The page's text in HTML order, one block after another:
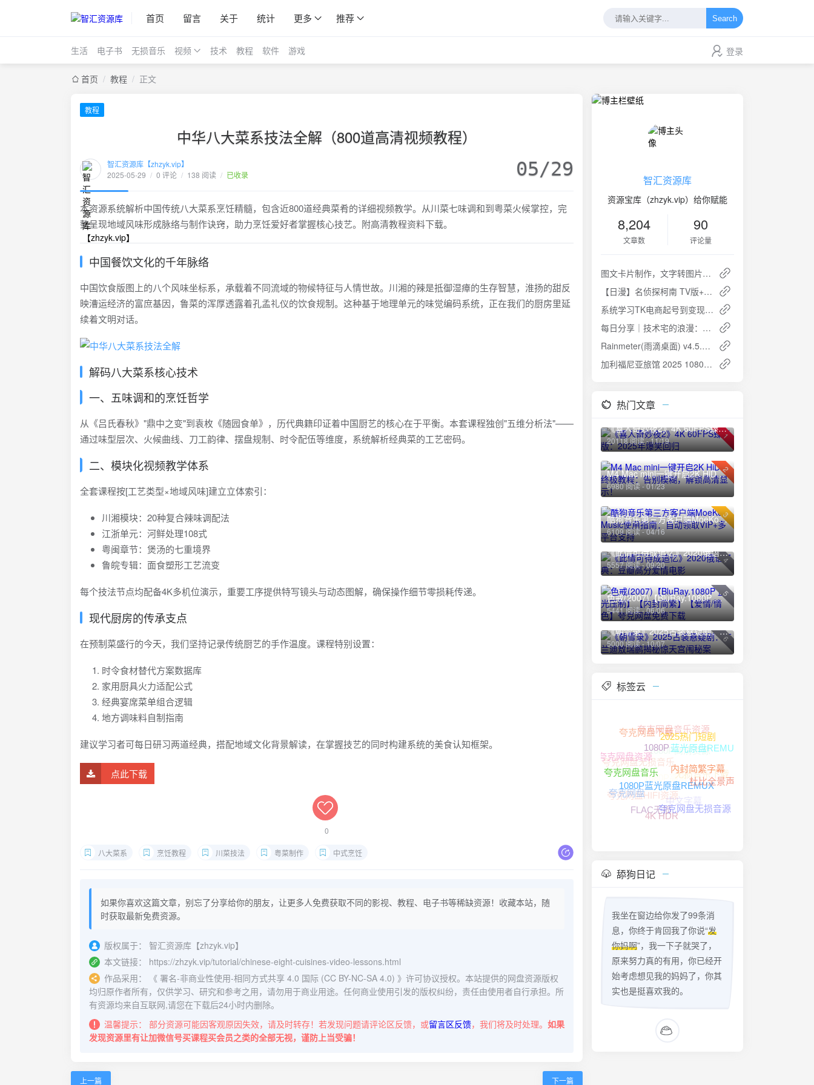
首页 留言 关于 统计 更多 推荐 Search
生活 电子书 无损音乐 视频 技术 教程 软件 游戏 登录
首页 / 教程 / 正文
教程
中华八大菜系技法全解（800道高清视频教程）
智汇资源库【zhzyk.vip】
2025-05-29 / 0 评论 / 138 阅读 / 已收录 05/29
本资源系统解析中国传统八大菜系烹饪精髓，包含近800道经典菜肴的详细视频教学。从川菜七味调和到粤菜火候掌控，完
整呈现地域风味形成脉络与制作诀窍，助力烹饪爱好者掌握核心技艺。附高清教程资料下载。
中国餐饮文化的千年脉络
中国饮食版图上的八个风味坐标系，承载着不同流域的物候特征与人情世故。川湘的辣是抵御湿瘴的生存智慧，淮扬的甜反
映漕运经济的富庶基因，鲁菜的浑厚透露着孔孟礼仪的饮食规制。这种基于地理单元的味觉编码系统，正在我们的厨房里延
续着文明对话。
解码八大菜系核心技术
一、五味调和的烹饪哲学
从《吕氏春秋》"鼎中之变"到袁枚《随园食单》，历代典籍印证着中国厨艺的核心在于平衡。本套课程独创"五维分析法"——
通过味型层次、火候曲线、刀工韵律、摆盘规制、时令配伍等维度，系统解析经典菜的工艺密码。
二、模块化视频教学体系
全套课程按[工艺类型×地域风味]建立立体索引：
川湘模块：20种复合辣味调配法
江浙单元：河鲜处理108式
粤闽章节：煲汤的七重境界
鲁皖专辑：面食塑形工艺流变
每个技法节点均配备4K多机位演示，重要工序提供特写镜头与动态图解，确保操作细节零损耗传递。
现代厨房的传承支点
在预制菜盛行的今天，我们坚持记录传统厨艺的手作温度。课程特别设置：
时令食材替代方案数据库
家用厨具火力适配公式
经典宴席菜单组合逻辑
地方调味料自制指南
建议学习者可每日研习两道经典，搭配地域文化背景解读，在掌握技艺的同时构建系统的美食认知框架。
点此下载
0
八大菜系 烹饪教程 川菜技法 粤菜制作 中式烹饪
如果你喜欢这篇文章，别忘了分享给你的朋友，让更多人免费获取不同的影视、教程、电子书等稀缺资源！收藏本站，随
时获取最新免费资源。
版权属于：
智汇资源库【zhzyk.vip】
本文链接：
https://zhzyk.vip/tutorial/chinese-eight-cuisines-video-lessons.html
作品采用：
《 署名-非商业性使用-相同方式共享 4.0 国际 (CC BY-NC-SA 4.0) 》许可协议授权。本站提供的网盘资源版权
均归原作者所有，仅供学习、研究和参考之用，请勿用于商业用途。任何商业使用引发的版权纠纷，责任由使用者自行承担。所
有资源均来自互联网,请您在下载后24小时内删除。
温馨提示：
部分资源可能因客观原因失效，请及时转存！若发现问题请评论区反馈，或留言区反馈，我们将及时处理。 如果
发现资源里有让加微信号买课程买会员之类的全部无视，谨防上当受骗！
上一篇 下一篇
智汇资源库
资源宝库（zhzyk.vip）给你赋能
8,204
文章数
90
评论量
图文卡片制作，文字转图片，小红书自媒体常用AI工具推荐！流光卡片，让你的内容美到哭！
【日漫】名侦探柯南 TV版+剧场版+特别篇 日语简中 1080P
系统学习TK电商起号到变现：从零到盈利的全流程指南
每日分享｜技术宅的浪漫：实用工具网站推荐（2025/02）
Rainmeter(雨滴桌面) v4.5.21 官方版：打造个性化PC桌面的神器
加利福尼亚旅馆 2025 1080p S01E01-E10夸克网盘高速下载
热门文章
1
《喜人奇妙夜2》4K 60FPS臻彩版：2025年爆笑回归
20118 阅读 - 11/19
2
M4 Mac mini一键开启2K HiDPI终极教程：告别模糊，解锁高清显示！
6980 阅读 - 01/23
3
酷狗音乐第三方客户端MoeKoe Music使用指南：自动领取VIP+多平台支持
6109 阅读 - 04/16
4
《此情可待成追忆》2020俄语经典：豆瓣高分爱情电影
5557 阅读 - 09/20
5
色戒(2007)【BluRay.1080P 蓝光压制】【内封简繁】【爱情/情色】夸克网盘免费下载
5441 阅读 - 06/06
6
《朝雪录》2025古装悬疑剧：李兰迪敖瑞鹏揭秘惊天宫闱秘案
5000 阅读 - 10/07
标签云
夸克网盘无损音乐
夸克网盘资源
夸克网盘下载
夸克网盘音乐资源
1080P高清资源
1080P高清
夸克网盘HIFI资源
夸克网盘
夸克网盘音乐
1080P
2025热门短剧
蓝光原盘REMUX
无损音乐下载
中文字幕
4K HDR
FLAC无损
1080P蓝光原盘REMUX
内封简繁字幕
杜比全景声
夸克网盘无损音源
舔狗日记
我坐在窗边给你发了99条消
息，你终于肯回我了你说“发
你妈啊”，我一下子就哭了，
原来努力真的有用，你已经开
始考虑想见我的妈妈了，你其
实也是挺喜欢我的。